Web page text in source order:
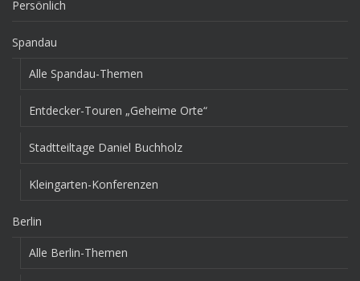
Persönlich
Spandau
Alle Spandau-Themen
Entdecker-Touren „Geheime Orte“
Stadtteiltage Daniel Buchholz
Kleingarten-Konferenzen
Berlin
Alle Berlin-Themen